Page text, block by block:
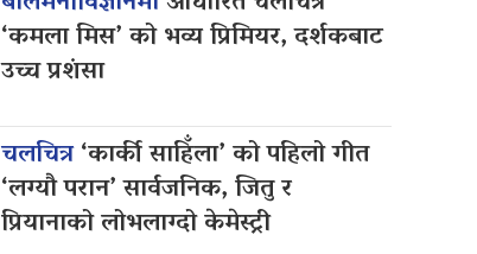
‘कमला मिस’ को भव्य प्रिमियर, दर्शकबाट
उच्च प्रशंसा
चलचित्र‘कार्की साहिँला’ को पहिलो गीत
‘लग्यौ परान’ सार्वजनिक, जितु र
प्रियानाको लोभलाग्दो केमेस्ट्री